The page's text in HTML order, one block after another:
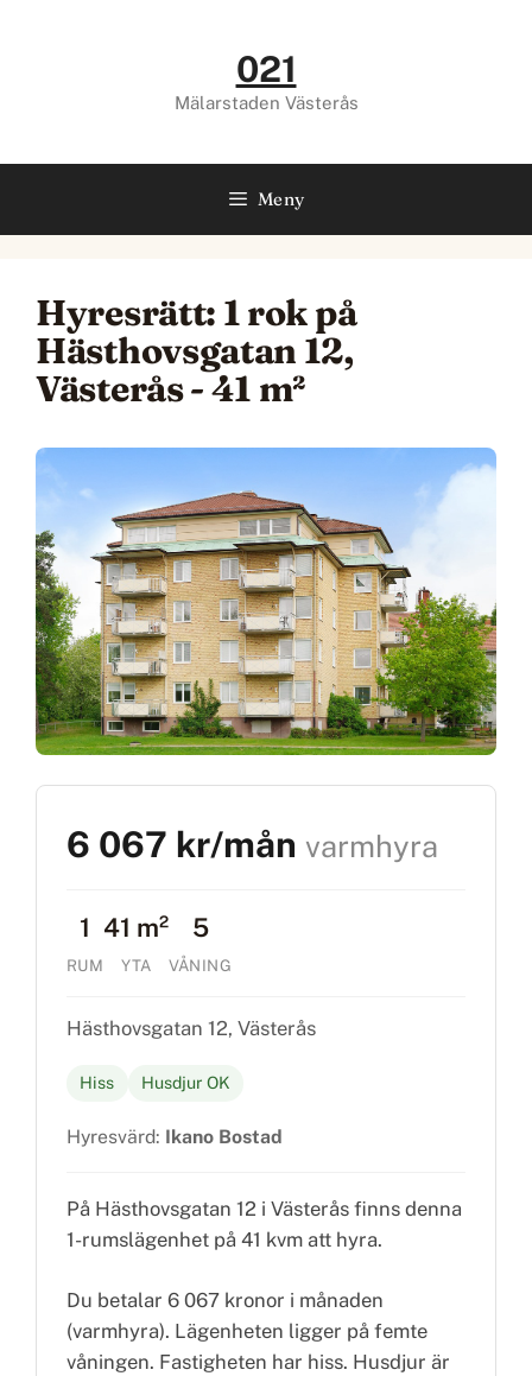
021
Mälarstaden Västerås
Meny
Hyresrätt: 1 rok på
Hästhovsgatan 12,
Västerås - 41 m²
6 067 kr/mån varmhyra
1
RUM
41 m²
YTA
5
VÅNING
Hästhovsgatan 12, Västerås
Hiss Husdjur OK
Hyresvärd: Ikano Bostad
På Hästhovsgatan 12 i Västerås finns denna
1-rumslägenhet på 41 kvm att hyra.
Du betalar 6 067 kronor i månaden
(varmhyra). Lägenheten ligger på femte
våningen. Fastigheten har hiss. Husdjur är